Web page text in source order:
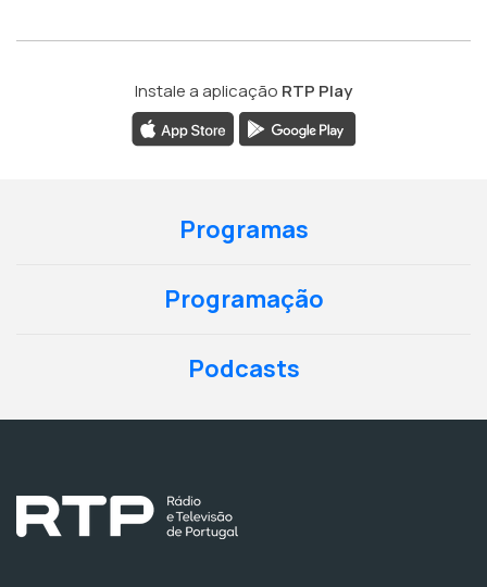
Instale a aplicação RTP Play
Programas
Programação
Podcasts